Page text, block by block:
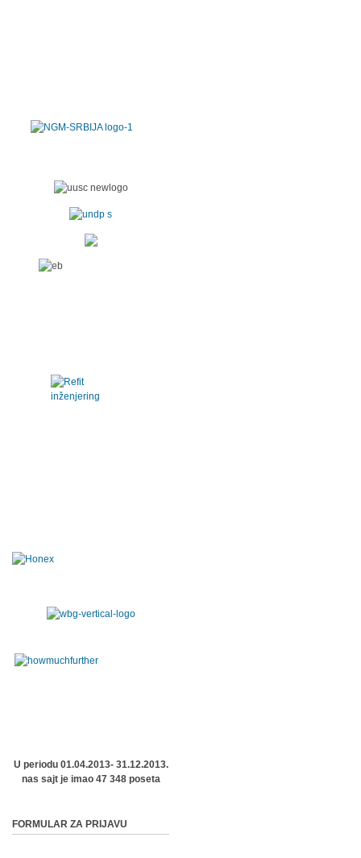
U periodu 01.04.2013- 31.12.2013.
nas sajt je imao 47 348 poseta
FORMULAR ZA PRIJAVU